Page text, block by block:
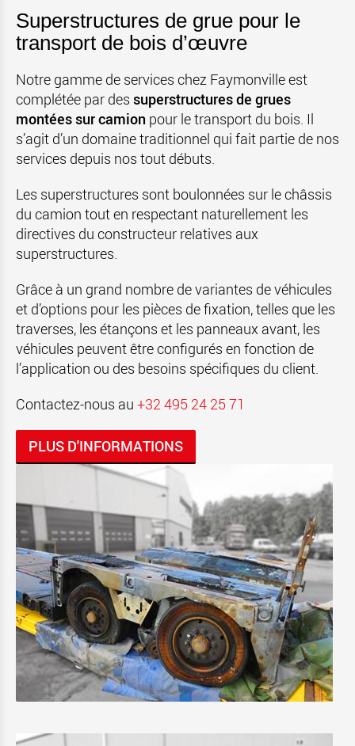
Superstructures de grue pour le
transport de bois d’œuvre
Notre gamme de services chez Faymonville est
complétée par des superstructures de grues
montées sur camion pour le transport du bois. Il
s’agit d’un domaine traditionnel qui fait partie de nos
services depuis nos tout débuts.
Les superstructures sont boulonnées sur le châssis
du camion tout en respectant naturellement les
directives du constructeur relatives aux
superstructures.
Grâce à un grand nombre de variantes de véhicules
et d’options pour les pièces de fixation, telles que les
traverses, les étançons et les panneaux avant, les
véhicules peuvent être configurés en fonction de
l’application ou des besoins spécifiques du client.
Contactez-nous au +32 495 24 25 71
PLUS D'INFORMATIONS